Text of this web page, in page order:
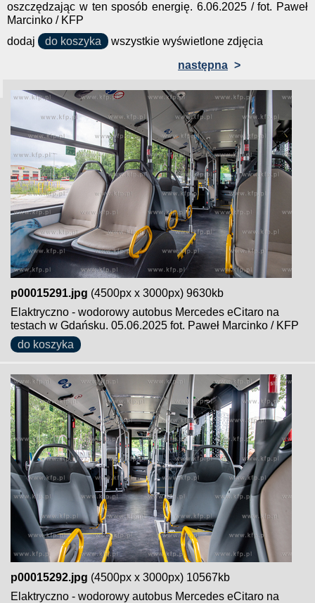
oszczędzając w ten sposób energię. 6.06.2025 / fot. Paweł
Marcinko / KFP
dodaj
do koszyka
wszystkie wyświetlone zdjęcia
następna >
p00015291.jpg (4500px x 3000px) 9630kb
Elaktryczno - wodorowy autobus Mercedes eCitaro na
testach w Gdańsku. 05.06.2025 fot. Paweł Marcinko / KFP
do koszyka
p00015292.jpg (4500px x 3000px) 10567kb
Elaktryczno - wodorowy autobus Mercedes eCitaro na